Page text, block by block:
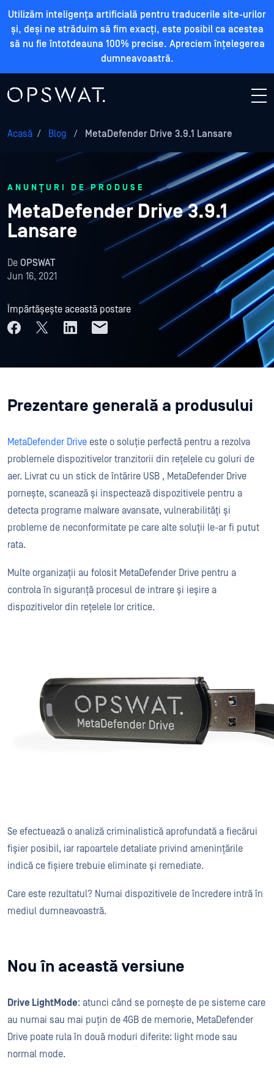
Utilizăm inteligența artificială pentru traducerile site-urilor
și, deși ne străduim să fim exacți, este posibil ca acestea
să nu fie întotdeauna 100% precise. Apreciem înțelegerea
dumneavoastră.
Acasă / Blog / MetaDefender Drive 3.9.1 Lansare
ANUNȚURI DE PRODUSE
MetaDefender Drive 3.9.1
Lansare
De OPSWAT
Jun 16, 2021
Împărtășește această postare
Prezentare generală a produsului
MetaDefender Drive este o soluție perfectă pentru a rezolva
problemele dispozitivelor tranzitorii din rețelele cu goluri de
aer. Livrat cu un stick de întărire USB , MetaDefender Drive
pornește, scanează și inspectează dispozitivele pentru a
detecta programe malware avansate, vulnerabilități și
probleme de neconformitate pe care alte soluții le-ar fi putut
rata.
Multe organizații au folosit MetaDefender Drive pentru a
controla în siguranță procesul de intrare și ieșire a
dispozitivelor din rețelele lor critice.
Se efectuează o analiză criminalistică aprofundată a fiecărui
fișier posibil, iar rapoartele detaliate privind amenințările
indică ce fișiere trebuie eliminate și remediate.
Care este rezultatul? Numai dispozitivele de încredere intră în
mediul dumneavoastră.
Nou în această versiune
Drive LightMode: atunci când se pornește de pe sisteme care
au numai sau mai puțin de 4GB de memorie, MetaDefender
Drive poate rula în două moduri diferite: light mode sau
normal mode.